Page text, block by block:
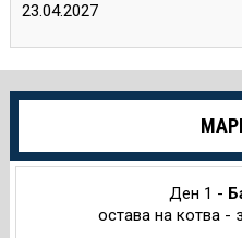
23.04.2027
Още
за
Ден 1 -
остава на котва -